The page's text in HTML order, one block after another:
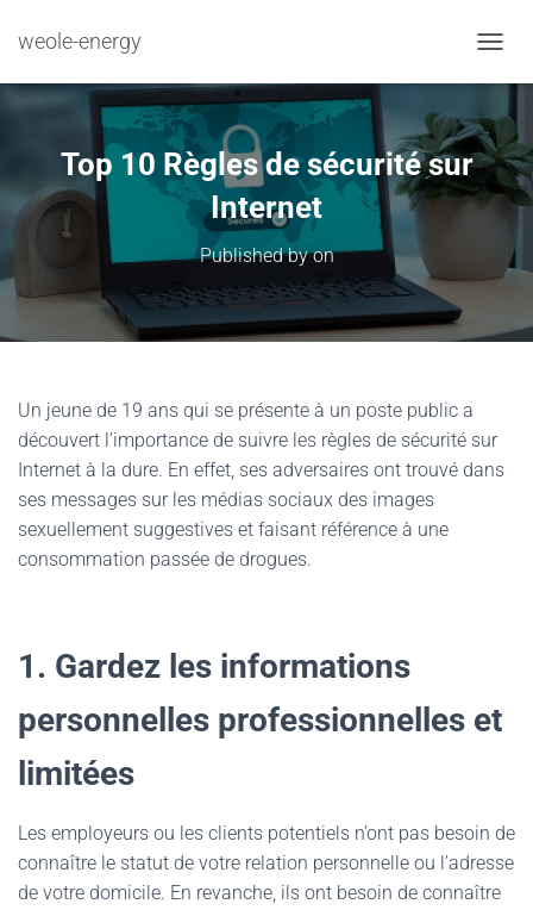
weole-energy
Top 10 Règles de sécurité sur
Internet
Published byon
Un jeune de 19 ans qui se présente à un poste public a
découvert l’importance de suivre les règles de sécurité sur
Internet à la dure. En effet, ses adversaires ont trouvé dans
ses messages sur les médias sociaux des images
sexuellement suggestives et faisant référence à une
consommation passée de drogues.
1. Gardez les informations
personnelles professionnelles et
limitées
Les employeurs ou les clients potentiels n’ont pas besoin de
connaître le statut de votre relation personnelle ou l’adresse
de votre domicile. En revanche, ils ont besoin de connaître